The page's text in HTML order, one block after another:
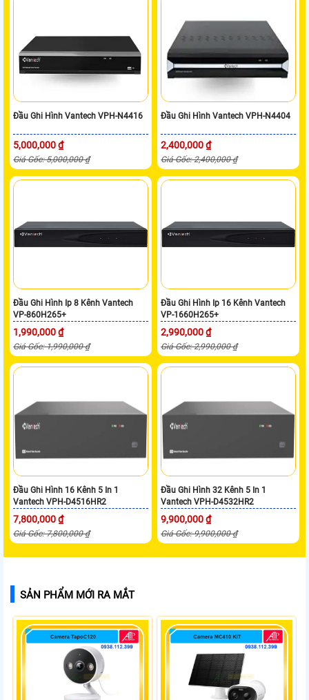
Đầu Ghi Hình Vantech VPH-N4416
5,000,000 ₫
Giá Gốc: 5,000,000 ₫
Đầu Ghi Hình Vantech VPH-N4404
2,400,000 ₫
Giá Gốc: 2,400,000 ₫
Đầu Ghi Hình Ip 8 Kênh Vantech
VP-860H265+
1,990,000 ₫
Giá Gốc: 1,990,000 ₫
Đầu Ghi Hình Ip 16 Kênh Vantech
VP-1660H265+
2,990,000 ₫
Giá Gốc: 2,990,000 ₫
Đầu Ghi Hình 16 Kênh 5 In 1
Vantech VPH-D4516HR2
7,800,000 ₫
Giá Gốc: 7,800,000 ₫
Đầu Ghi Hình 32 Kênh 5 In 1
Vantech VPH-D4532HR2
9,900,000 ₫
Giá Gốc: 9,900,000 ₫
SẢN PHẨM MỚI RA MẮT